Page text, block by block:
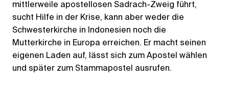
mittlerweile apostellosen Sadrach-Zweig führt,
sucht Hilfe in der Krise, kann aber weder die
Schwesterkirche in Indonesien noch die
Mutterkirche in Europa erreichen. Er macht seinen
eigenen Laden auf, lässt sich zum Apostel wählen
und später zum Stammapostel ausrufen.